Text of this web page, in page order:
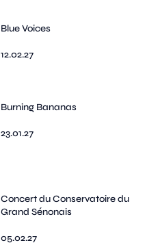
Blue Voices
12.02.27
Burning Bananas
23.01.27
Concert du Conservatoire du
Grand Sénonais
05.02.27